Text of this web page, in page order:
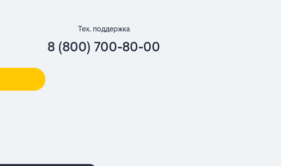
Тех. поддержка
8 (800) 700-80-00